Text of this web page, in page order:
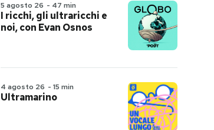
5 agosto 26 - 47 min
I ricchi, gli ultraricchi e
noi, con Evan Osnos
4 agosto 26 - 15 min
Ultramarino